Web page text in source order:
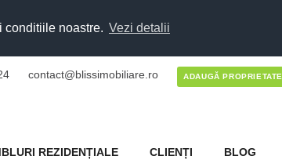
conditiile noastre. Vezi detalii
contact@blissimobiliare.ro ADAUGĂ PROPRIETATE
REZIDENȚIALE CLIENȚI BLOG